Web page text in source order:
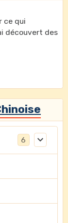
ce qui
découvert des
6